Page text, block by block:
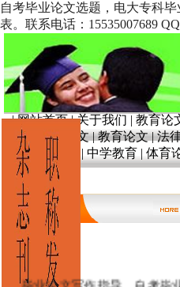
自考毕业论文选题，电大专科
表。联系电话：15535007689
|网站首页|关于我们 | 教育论
文
奥鹏论文|教育论文|法
育|学前教育 | 中学教育 | 体育
毕业论文写作指导，自考毕